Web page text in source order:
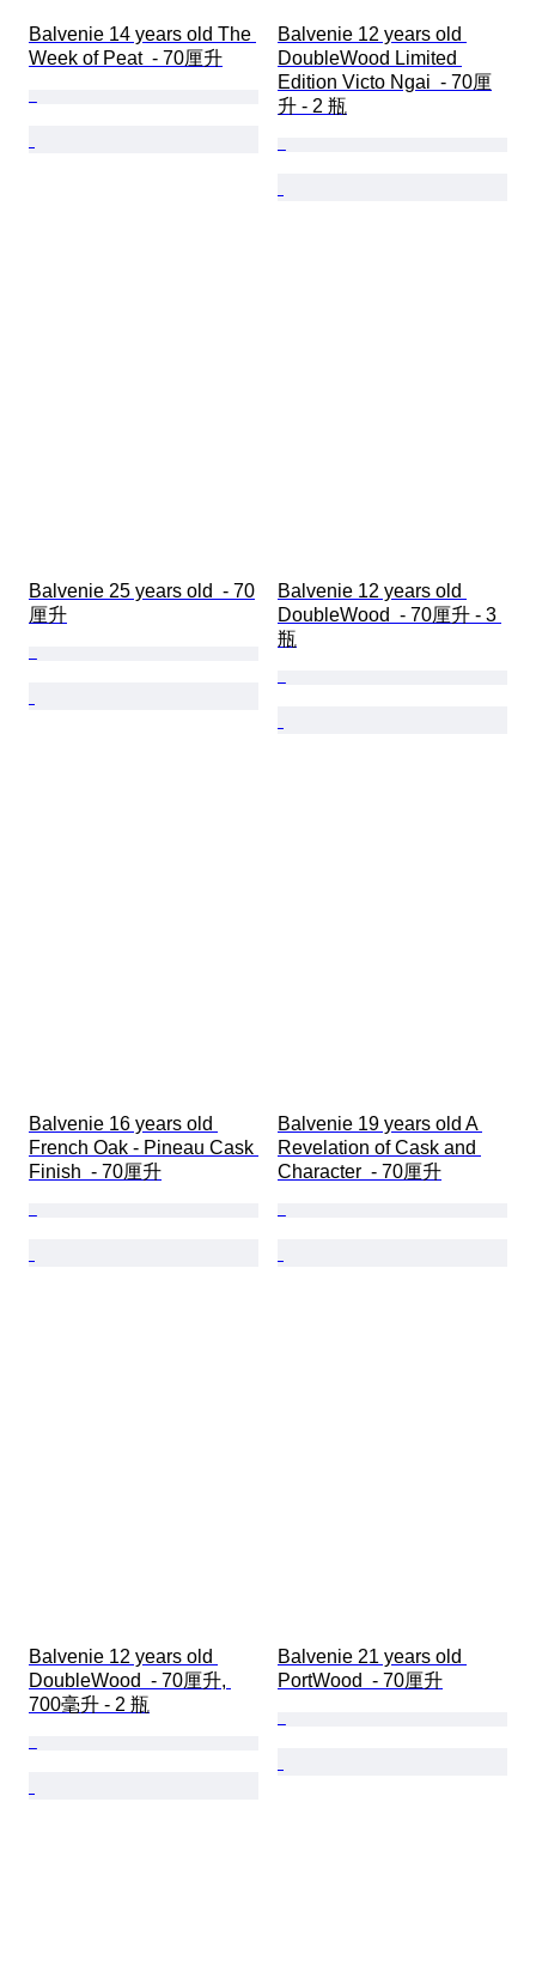
Balvenie 14 years old The
Week of Peat  - 70厘升
Balvenie 12 years old
DoubleWood Limited
Edition Victo Ngai  - 70厘
升 - 2 瓶
Balvenie 25 years old  - 70
厘升
Balvenie 12 years old
DoubleWood  - 70厘升 - 3
瓶
Balvenie 16 years old
French Oak - Pineau Cask
Finish  - 70厘升
Balvenie 19 years old A
Revelation of Cask and
Character  - 70厘升
Balvenie 12 years old
DoubleWood  - 70厘升,
700毫升 - 2 瓶
Balvenie 21 years old
PortWood  - 70厘升